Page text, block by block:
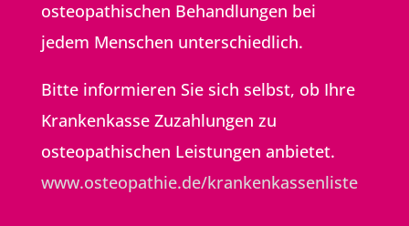
osteopathischen Behand­lungen bei
jedem Menschen unter­schiedlich.
Bitte informieren Sie sich selbst, ob Ihre
Kranken­kasse Zuzah­lungen zu
osteopathischen Leistungen anbietet.
www.osteopathie.de/krankenkassenliste